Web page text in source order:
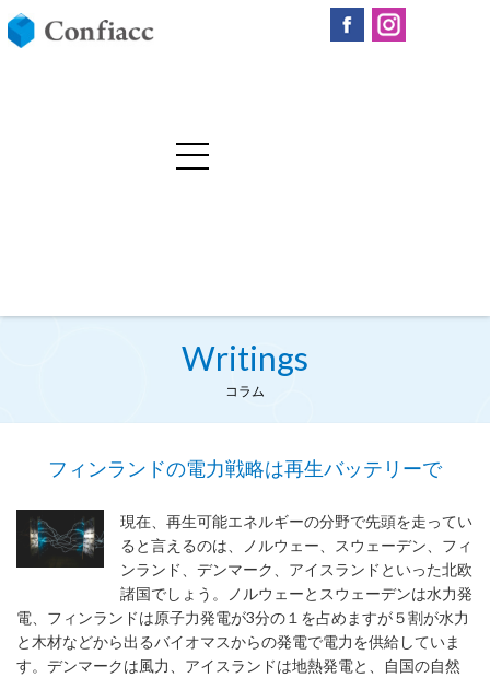
Writings
コラム
フィンランドの電力戦略は再生バッテリーで
現在、再生可能エネルギーの分野で先頭を走ってい
ると言えるのは、ノルウェー、スウェーデン、フィ
ンランド、デンマーク、アイスランドといった北欧
諸国でしょう。ノルウェーとスウェーデンは水力発
電、フィンランドは原子力発電が3分の１を占めますが５割が水力
と木材などから出るバイオマスからの発電で電力を供給していま
す。デンマークは風力、アイスランドは地熱発電と、自国の自然